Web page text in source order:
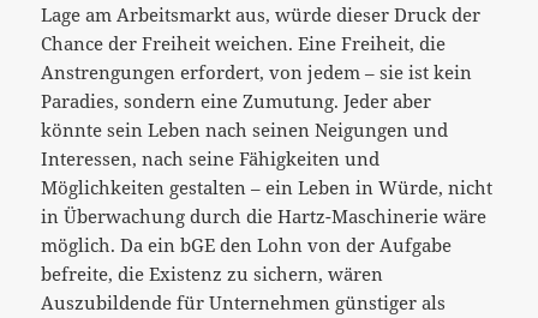
Lage am Arbeitsmarkt aus, würde dieser Druck der
Chance der Freiheit weichen. Eine Freiheit, die
Anstrengungen erfordert, von jedem – sie ist kein
Paradies, sondern eine Zumutung. Jeder aber
könnte sein Leben nach seinen Neigungen und
Interessen, nach seine Fähigkeiten und
Möglichkeiten gestalten – ein Leben in Würde, nicht
in Überwachung durch die Hartz-Maschinerie wäre
möglich. Da ein bGE den Lohn von der Aufgabe
befreite, die Existenz zu sichern, wären
Auszubildende für Unternehmen günstiger als